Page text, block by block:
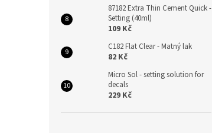
87182 Extra Thin Cement Quick -
Setting (40ml)
109 Kč
C182 Flat Clear - Matný lak
82 Kč
Micro Sol - setting solution for
decals
229 Kč